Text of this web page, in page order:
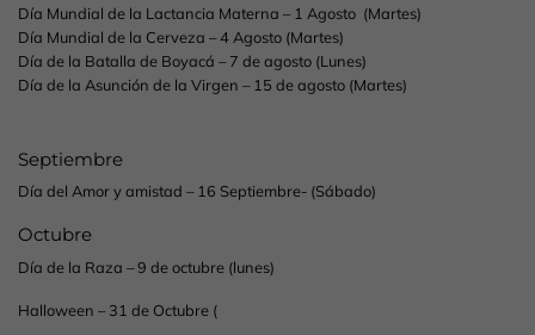
Día Mundial de la Lactancia Materna – 1 Agosto (Martes)
Día Mundial de la Cerveza – 4 Agosto (Martes)
Día de la Batalla de Boyacá – 7 de agosto (Lunes)
Día de la Asunción de la Virgen – 15 de agosto (Martes)
Septiembre
Día del Amor y amistad – 16 Septiembre- (Sábado)
Octubre
Día de la Raza – 9 de octubre (lunes)
Halloween – 31 de Octubre (